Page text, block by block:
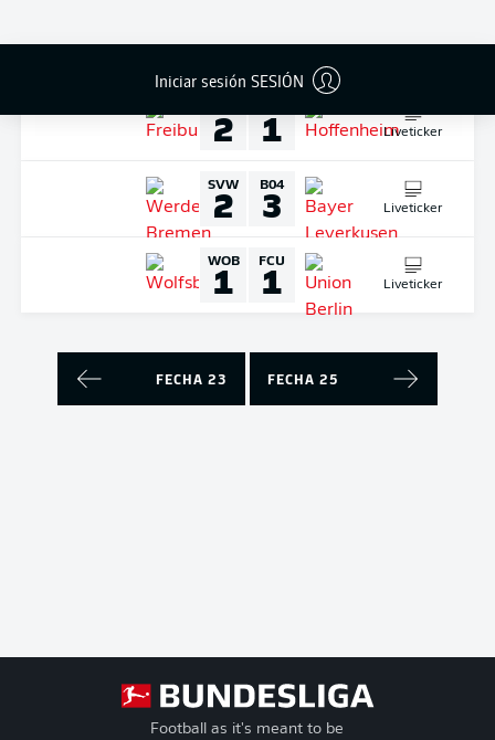
Iniciar sesión SESIÓN
2 1 Liveticker
SVW
2 B04
3 Liveticker
WOB
1 FCU
1 Liveticker
FECHA 23 FECHA 25
Football as it's meant to be